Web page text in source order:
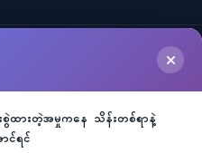
စွဲထားတဲ့အမှုကနေ သိန်းတစ်ရာနဲ့
င်ရင်